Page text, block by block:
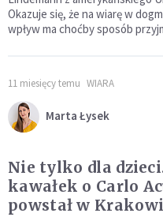
Okazuje się, że na wiarę w
wpływ ma choćby sposób
11 miesięcy temu WIARA
Marta Łysek
Nie tylko dla
kawałek o Carlo
powstał w